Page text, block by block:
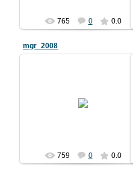
765 0 0.0
mgr_2008
Календарь-домик для
"Мосрегионгаза" на 2009 год
759 0 0.0